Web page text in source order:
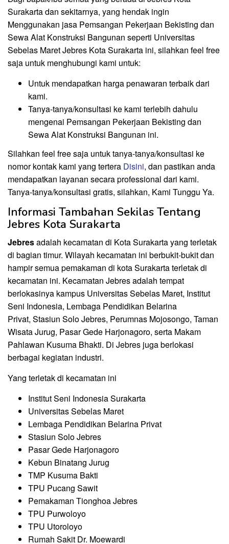
Surakarta dan sekitarnya, yang hendak ingin
Menggunakan jasa Pemsangan Pekerjaan Bekisting dan
Sewa Alat Konstruksi Bangunan seperti Universitas
Sebelas Maret Jebres Kota Surakarta ini, silahkan feel free
saja untuk menghubungi kami untuk:
Untuk mendapatkan harga penawaran terbaik dari
kami.
Tanya-tanya/konsultasi ke kami terlebih dahulu
mengenai Pemsangan Pekerjaan Bekisting dan
Sewa Alat Konstruksi Bangunan ini.
Silahkan feel free saja untuk tanya-tanya/konsultasi ke
nomor kontak kami yang tertera Disini, dan pastikan anda
mendapatkan layanan secara professional dari kami.
Tanya-tanya/konsultasi gratis, silahkan, Kami Tunggu Ya.
Informasi Tambahan Sekilas Tentang
Jebres Kota Surakarta
Jebresadalah kecamatan di Kota Surakarta yang terletak
di bagian timur. Wilayah kecamatan ini berbukit-bukit dan
hampir semua pemakaman di kota Surakarta terletak di
kecamatan ini. Kecamatan Jebres adalah tempat
berlokasinya kampus Universitas Sebelas Maret, Institut
Seni Indonesia, Lembaga Pendidikan Belarina
Privat, Stasiun Solo Jebres, Perumnas Mojosongo, Taman
Wisata Jurug, Pasar Gede Harjonagoro, serta Makam
Pahlawan Kusuma Bhakti. Di Jebres juga berlokasi
berbagai kegiatan industri.
Yang terletak di kecamatan ini
Institut Seni Indonesia Surakarta
Universitas Sebelas Maret
Lembaga Pendidikan Belarina Privat
Stasiun Solo Jebres
Pasar Gede Harjonagoro
Kebun Binatang Jurug
TMP Kusuma Bakti
TPU Pucang Sawit
Pemakaman Tionghoa Jebres
TPU Purwoloyo
TPU Utoroloyo
Rumah Sakit Dr. Moewardi